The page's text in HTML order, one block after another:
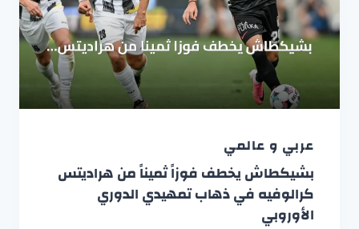
عربي و عالمي
بشيكطاش يخطف فوزاً ثميناً من هراديتس
كرالوفيه في ذهاب تمهيدي الدوري
الأوروبي